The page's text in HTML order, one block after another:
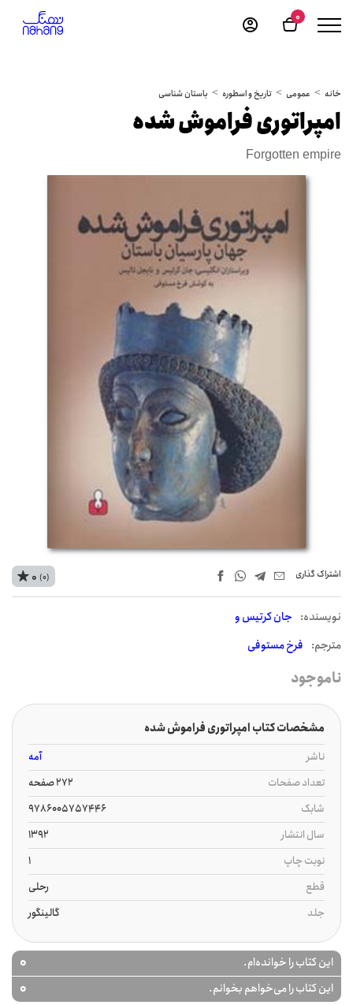
0
خانه عمومی تاریخ و اسطوره باستان شناسی
امپراتوری فراموش شده
Forgotten empire
اشتراک‌ گذاری
نويسنده: جان کرتیس و
مترجم: فرخ مستوفی
0 (0)
ناموجود
مشخصات کتاب امپراتوری فراموش شده
ناشر
آمه
تعداد صفحات
272 صفحه
شابک
9786005757446
سال انتشار
1392
نوبت چاپ
1
قطع
رحلی
جلد
گالینگور
این کتاب را خوانده‌ام. 0
این کتاب را می‌خواهم بخوانم. 0